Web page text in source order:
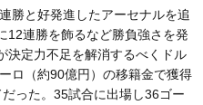
勝と好発進したアーセナルを追
12連勝を飾るなど勝負強さを発
決定力不足を解消するべくドル
ロ（約90億円）の移籍金で獲得
った。35試合に出場し36ゴー